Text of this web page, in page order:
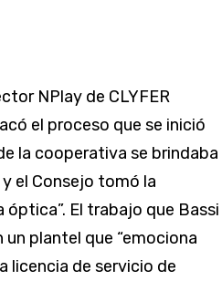
NPlay de CLYFER
el proceso que se inició
la cooperativa se brindaba
el Consejo tomó la
El trabajo que Bassi
plantel que “emociona
licencia de servicio de